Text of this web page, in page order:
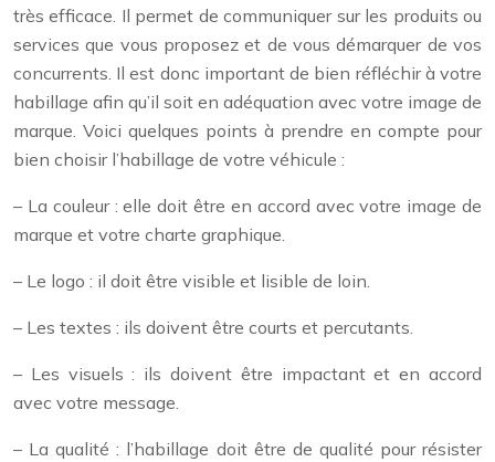
très efficace. Il permet de communiquer sur les produits ou
services que vous proposez et de vous démarquer de vos
concurrents. Il est donc important de bien réfléchir à votre
habillage afin qu’il soit en adéquation avec votre image de
marque. Voici quelques points à prendre en compte pour
bien choisir l’habillage de votre véhicule :
– La couleur : elle doit être en accord avec votre image de
marque et votre charte graphique.
– Le logo : il doit être visible et lisible de loin.
– Les textes : ils doivent être courts et percutants.
– Les visuels : ils doivent être impactant et en accord
avec votre message.
– La qualité : l’habillage doit être de qualité pour résister